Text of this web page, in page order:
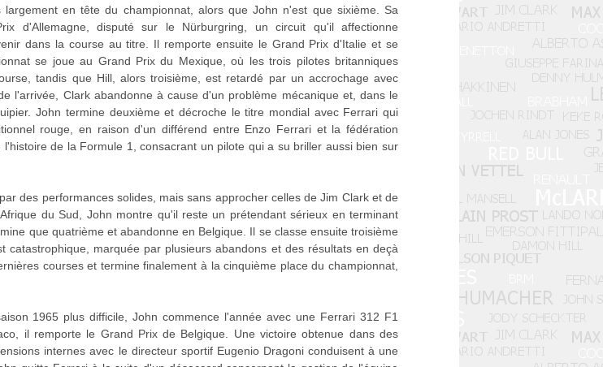
en tête du championnat, alors que John n'est que sixième. Sa
d'Allemagne, disputé sur le Nürburgring, un circuit qu'il affectionne
dans la course au titre. Il remporte ensuite le Grand Prix d'Italie et se
se joue au Grand Prix du Mexique, où les trois pilotes britanniques
tandis que Hill, alors troisième, est retardé par un accrochage avec
l'arrivée, Clark abandonne à cause d'un problème mécanique et, dans le
John termine deuxième et décroche le titre mondial avec Ferrari qui
rouge, en raison d'un différend entre Enzo Ferrari et la fédération
de la Formule 1, consacrant un pilote qui a su briller aussi bien sur
des performances solides, mais sans approcher celles de Jim Clark et de
du Sud, John montre qu'il reste un prétendant sérieux en terminant
que quatrième et abandonne en Belgique. Il se classe ensuite troisième
marquée par plusieurs abandons et des résultats en deçà
courses et termine finalement à la cinquième place du championnat,
1965 plus difficile, John commence l'année avec une Ferrari 312 F1
il remporte le Grand Prix de Belgique. Une victoire obtenue dans des
internes avec le directeur sportif Eugenio Dragoni conduisent à une